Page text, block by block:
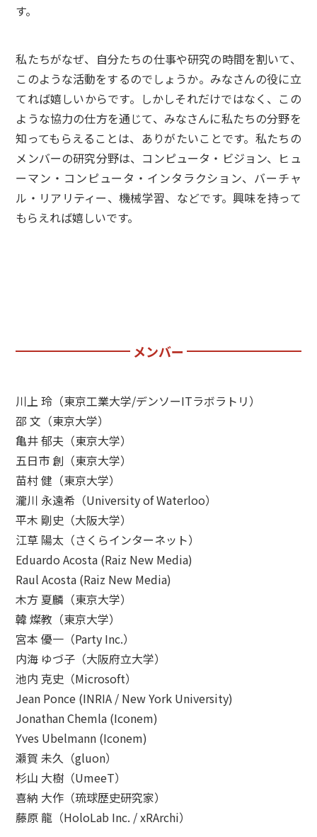
す。
私たちがなぜ、自分たちの仕事や研究の時間を割いて、
このような活動をするのでしょうか。みなさんの役に立
てれば嬉しいからです。しかしそれだけではなく、この
ような協力の仕方を通じて、みなさんに私たちの分野を
知ってもらえることは、ありがたいことです。私たちの
メンバーの研究分野は、コンピュータ・ビジョン、ヒュ
ーマン・コンピュータ・インタラクション、バーチャ
ル・リアリティー、機械学習、などです。興味を持って
もらえれば嬉しいです。
メンバー
川上 玲（東京工業大学/デンソーITラボラトリ）
邵 文（東京大学）
亀井 郁夫（東京大学）
五日市 創（東京大学）
苗村 健（東京大学）
瀧川 永遠希（University of Waterloo）
平木 剛史（大阪大学）
江草 陽太（さくらインターネット）
Eduardo Acosta (Raiz New Media)
Raul Acosta (Raiz New Media)
木方 夏麟（東京大学）
韓 燦教（東京大学）
宮本 優一（Party Inc.）
内海 ゆづ子（大阪府立大学）
池内 克史（Microsoft）
Jean Ponce (INRIA / New York University)
Jonathan Chemla (Iconem)
Yves Ubelmann (Iconem)
瀬賀 未久（gluon）
杉山 大樹（UmeeT）
喜納 大作（琉球歴史研究家）
藤原 龍（HoloLab Inc. / xRArchi）